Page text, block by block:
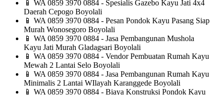
📱 WA 0859 3970 0884 - Spesialis Gazebo Kayu Jati 4x4
Daerah Cepogo Boyolali
📱 WA 0859 3970 0884 - Pesan Pondok Kayu Pasang Siap
Murah Wonosegoro Boyolali
📱 WA 0859 3970 0884 - Jasa Pembangunan Mushola
Kayu Jati Murah Gladagsari Boyolali
📱 WA 0859 3970 0884 - Vendor Pembuatan Rumah Kayu
Mewah 2 Lantai Selo Boyolali
📱 WA 0859 3970 0884 - Jasa Pembangunan Rumah Kayu
Minimalis 2 Lantai WIlayah Karanggede Boyolali
📱 WA 0859 3970 0884 - Biaya Konstruksi Pondok Kayu